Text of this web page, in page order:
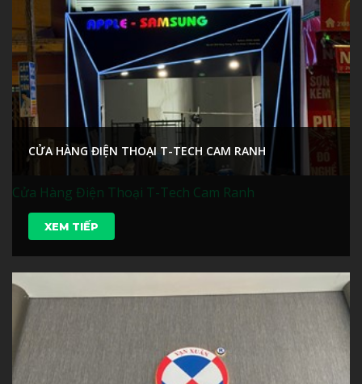
CỬA HÀNG ĐIỆN THOẠI T-TECH CAM RANH
XEM TIẾP
Cửa Hàng Điện Thoại T-Tech Cam Ranh